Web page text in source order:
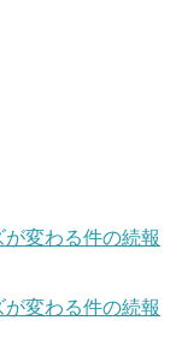
変わる件の続報
変わる件の続報